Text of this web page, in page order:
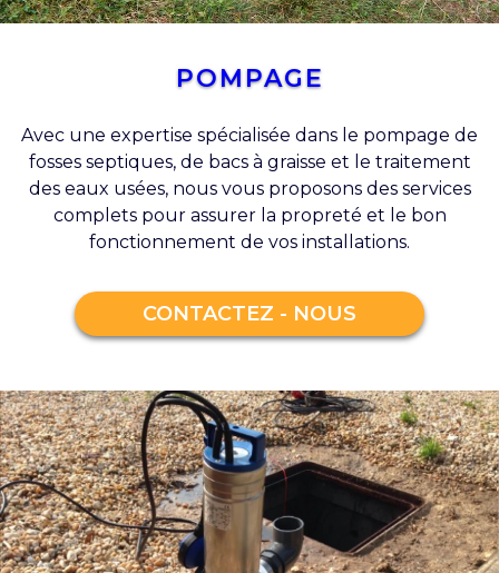
POMPAGE
Avec une expertise spécialisée dans le pompage de
fosses septiques, de bacs à graisse et le traitement
des eaux usées, nous vous proposons des services
complets pour assurer la propreté et le bon
fonctionnement de vos installations.
CONTACTEZ - NOUS